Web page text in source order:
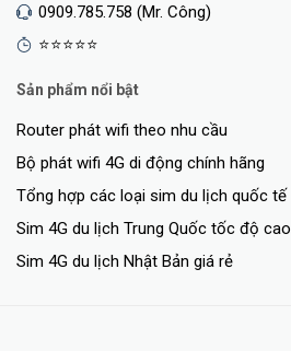
0909.785.758 (Mr. Công)
⭐⭐⭐⭐⭐
Sản phẩm nổi bật
Router phát wifi theo nhu cầu
Bộ phát wifi 4G di động chính hãng
Tổng hợp các loại sim du lịch quốc tế
Sim 4G du lịch Trung Quốc tốc độ cao
Sim 4G du lịch Nhật Bản giá rẻ